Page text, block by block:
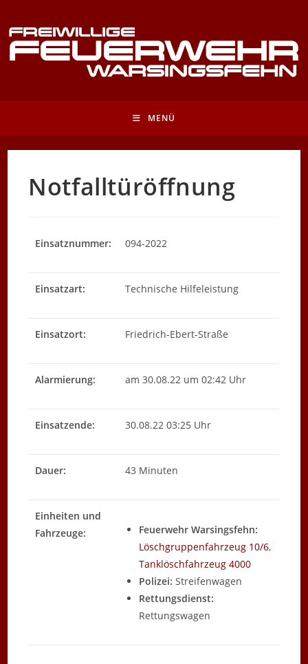
Inhalt
springen
MENÜ
Notfalltüröffnung
Einsatznummer: 094-2022
Einsatzart: Technische Hilfeleistung
Einsatzort: Friedrich-Ebert-Straße
Alarmierung: am 30.08.22 um 02:42 Uhr
Einsatzende: 30.08.22 03:25 Uhr
Dauer: 43 Minuten
Einheiten und
Fahrzeuge:
Feuerwehr Warsingsfehn:
Löschgruppenfahrzeug 10/6,
Tanklöschfahrzeug 4000
Polizei: Streifenwagen
Rettungsdienst:
Rettungswagen